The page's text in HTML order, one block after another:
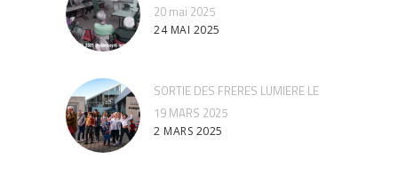
20 mai 2025
24 MAI 2025
SORTIE DES FRERES LUMIERE LE
19 MARS 2025
2 MARS 2025